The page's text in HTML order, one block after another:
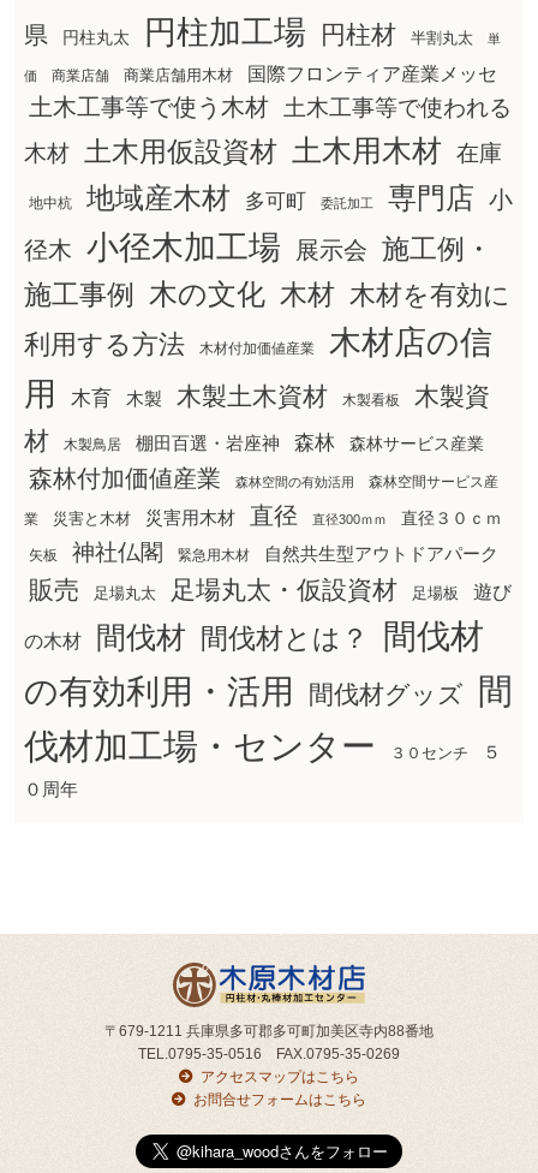
県
円柱丸太 円柱加工場 円柱材 半割丸太 単
価 商業店舗 商業店舗用木材 国際フロンティア産業メッセ
土木工事等で使う木材
土木工事等で使われる
木材
土木用仮設資材 土木用木材 在庫
地中杭 地域産木材 多可町 委託加工 専門店 小
径木 小径木加工場 展示会 施工例・
施工事例
木の文化 木材 木材を有効に
利用する方法
木材付加価値産業
木材店の信
用
木育 木製 木製土木資材 木製看板
木製資
材
木製鳥居 棚田百選・岩座神 森林 森林サービス産業
森林付加価値産業 森林空間の有効活用 森林空間サービス産
業 災害と木材 災害用木材 直径 直径300ｍｍ 直径３０ｃｍ
矢板 神社仏閣 緊急用木材 自然共生型アウトドアパーク
販売 足場丸太 足場丸太・仮設資材 足場板 遊び
の木材 間伐材 間伐材とは？
間伐材
の有効利用・活用
間伐材グッズ
間
伐材加工場・センター
３０センチ
５
０周年
〒679-1211 兵庫県多可郡多可町加美区寺内88番地
TEL.0795-35-0516 FAX.0795-35-0269
アクセスマップはこちら
お問合せフォームはこちら